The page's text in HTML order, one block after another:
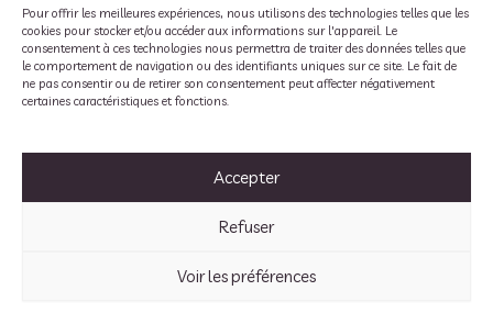
Pour offrir les meilleures expériences, nous utilisons des technologies telles que les
cookies pour stocker et/ou accéder aux informations sur l'appareil. Le
consentement à ces technologies nous permettra de traiter des données telles que
le comportement de navigation ou des identifiants uniques sur ce site. Le fait de
ne pas consentir ou de retirer son consentement peut affecter négativement
certaines caractéristiques et fonctions.
Accepter
Refuser
Voir les préférences
Date d’entrée en vigueur de la présente politique
: le
06 mars 2025
Politique de confidentialité
Mentions Légales
Copyright © 2026 le ptit bouclard
ConceptionZEB Webdesign